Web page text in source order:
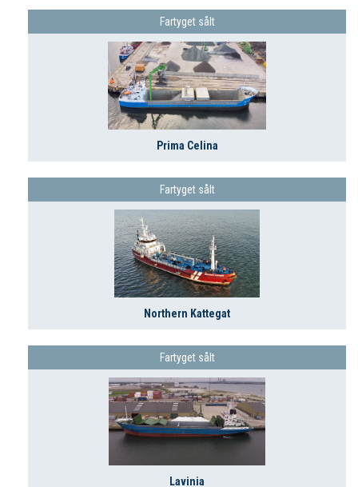
Fartyget sålt
Prima Celina
Fartyget sålt
Northern Kattegat
Fartyget sålt
Lavinia